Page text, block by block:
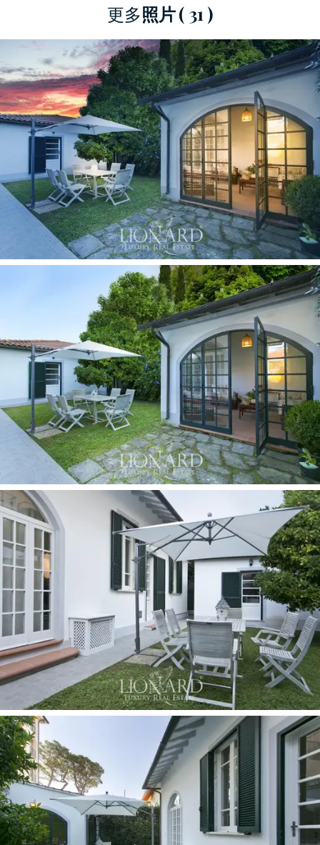
更多照片( 31 )